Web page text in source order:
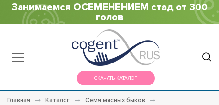
Занимаемся ОСЕМЕНЕНИЕМ стад от 300
голов
СКАЧАТЬ КАТАЛОГ
Главная Каталог
Семя мясных быков